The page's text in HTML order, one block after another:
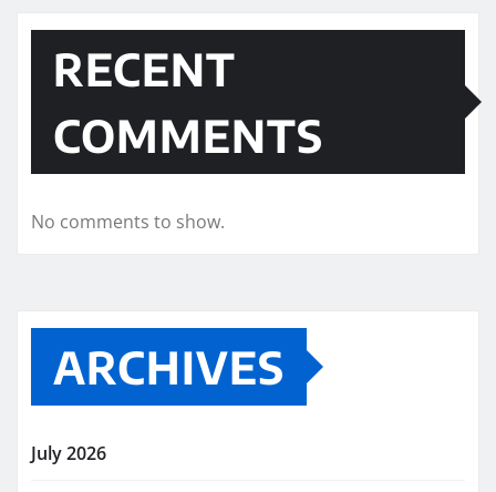
RECENT
COMMENTS
No comments to show.
ARCHIVES
July 2026